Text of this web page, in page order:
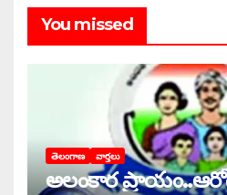
You missed
తెలంగాణ వార్తలు
అలంకార